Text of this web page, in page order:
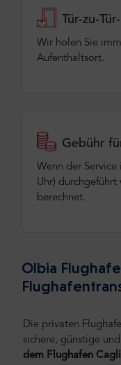
Tür-zu-
Wir holen Sie
Aufenthaltsort.
Gebühr
Wenn der
Uhr) durchgeführt
berechnet.
Olbia
Die privaten
sichere, günstige
dem Flughafen